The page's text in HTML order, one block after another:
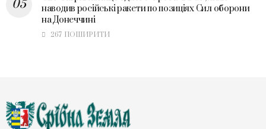
наводив російські ракети по позиціях Сил оборони
на Донеччині
267 ПОШИРИТИ